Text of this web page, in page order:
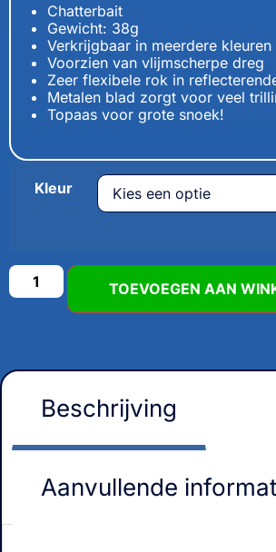
Chatterbait
Gewicht: 38g
Verkrijgbaar in meerdere kleuren
Voorzien van vlijmscherpe dreg
Zeer flexibele rok in
Metalen blad zorgt voor veel
Topaas voor grote snoek!
Kleur
TOEVOEGEN AAN
Beschrijving
Aanvullende